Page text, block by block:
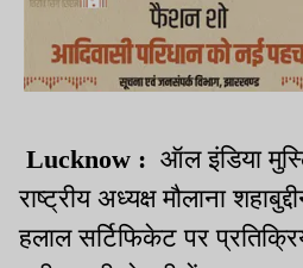
Lucknow : ऑल इंडिया
राष्ट्रीय अध्यक्ष मौलाना
हलाल सर्टिफिकेट पर